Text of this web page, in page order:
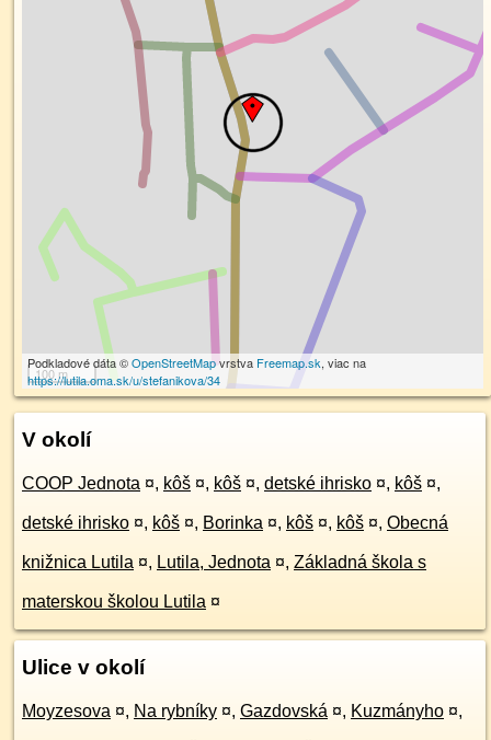
100 m
Podkladové dáta ©OpenStreetMapvrstva Freemap.sk, viac na
https://lutila.oma.sk/u/stefanikova/34
V okolí
COOP Jednota ¤, kôš ¤, kôš ¤, detské ihrisko ¤, kôš ¤,
detské ihrisko ¤, kôš ¤, Borinka ¤, kôš ¤, kôš ¤, Obecná
knižnica Lutila ¤, Lutila, Jednota ¤, Základná škola s
materskou školou Lutila ¤
Ulice v okolí
Moyzesova ¤, Na rybníky ¤, Gazdovská ¤, Kuzmányho ¤,